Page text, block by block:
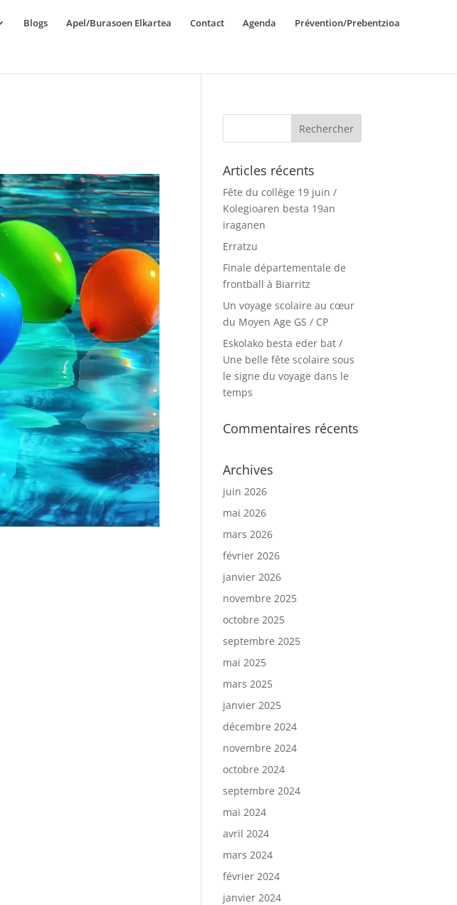
Blogs Apel/Burasoen Elkartea Contact Agenda Prévention/Prebentzioa
Articles récents
Fête du collège 19 juin /
Kolegioaren besta 19an
iraganen
Erratzu
Finale départementale de
frontball à Biarritz
Un voyage scolaire au cœur
du Moyen Age GS / CP
Eskolako besta eder bat /
Une belle fête scolaire sous
le signe du voyage dans le
temps
Commentaires récents
Archives
juin 2026
mai 2026
mars 2026
février 2026
janvier 2026
novembre 2025
octobre 2025
septembre 2025
mai 2025
mars 2025
janvier 2025
décembre 2024
novembre 2024
octobre 2024
septembre 2024
mai 2024
avril 2024
mars 2024
février 2024
janvier 2024